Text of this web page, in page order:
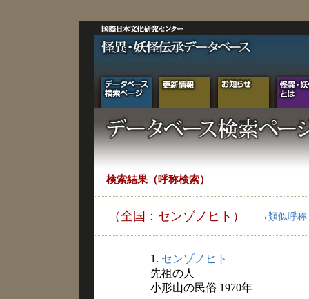
検索結果（呼称検索）
（全国：センゾノヒト） → 類似呼称
1. センゾノヒト
先祖の人
小形山の民俗 1970年